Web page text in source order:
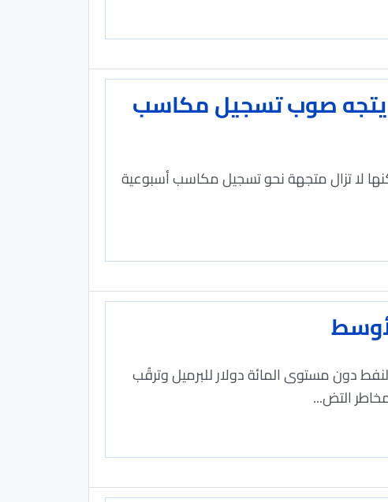
لكنه يتجه صوب تسجيل مكاسب
لا تزال متجهة نحو ​تسجيل مكاسب أسبوعية
​دون مستوى المائة دولار ​للبرميل وترقُب
التض...